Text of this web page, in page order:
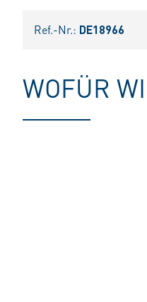
Ref.-Nr.: DE18966
WOFÜR